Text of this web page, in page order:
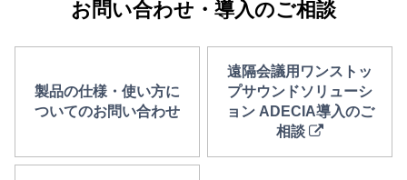
お問い合わせ・導入のご相談
製品の仕様・使い方に
ついてのお問い合わせ
遠隔会議用ワンストッ
プサウンドソリューシ
ョン ADECIA導入のご
相談